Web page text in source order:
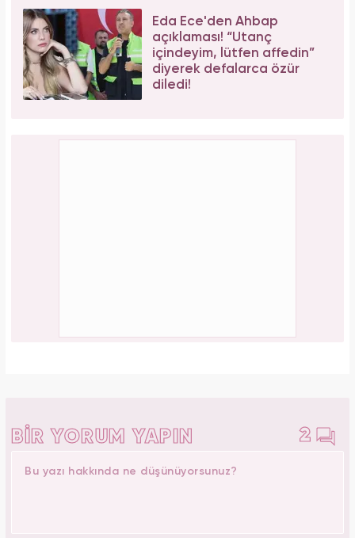
Eda Ece'den Ahbap
açıklaması! “Utanç
içindeyim, lütfen affedin”
diyerek defalarca özür
diledi!
BİR YORUM YAPIN 2